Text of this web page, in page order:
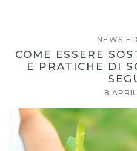
NEWS
COME ESSERE
E PRATICHE DI
8